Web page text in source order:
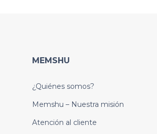
MEMSHU
¿Quiénes somos?
Memshu – Nuestra misión
Atención al cliente